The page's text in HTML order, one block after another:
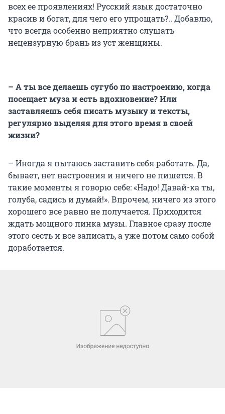
всех ее проявлениях! Русский язык достаточно
красив и богат, для чего его упрощать?.. Добавлю,
что всегда особенно неприятно слушать
нецензурную брань из уст женщины.
– А ты все делаешь сугубо по настроению, когда
посещает муза и есть вдохновение? Или
заставляешь себя писать музыку и тексты,
регулярно выделяя для этого время в своей
жизни?
– Иногда я пытаюсь заставить себя работать. Да,
бывает, нет настроения и ничего не пишется. В
такие моменты я говорю себе: «Надо! Давай-ка ты,
голуба, садись и думай!». Впрочем, ничего из этого
хорошего все равно не получается. Приходится
ждать мощного пинка музы. Главное сразу после
этого сесть и все записать, а уже потом само собой
доработается.